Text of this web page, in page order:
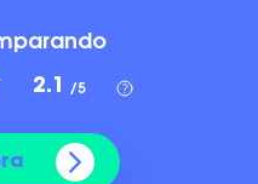
2.1
/5